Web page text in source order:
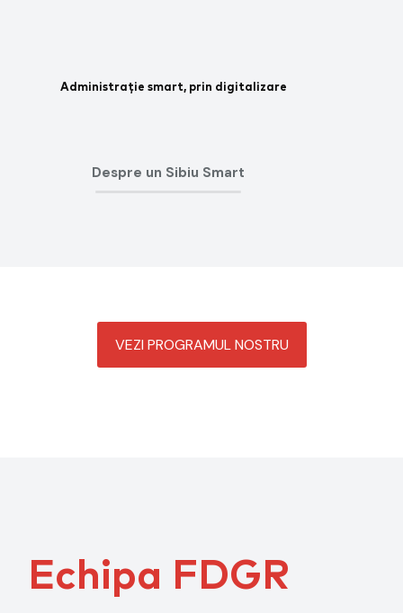
Administrație smart, prin digitalizare
Despre un Sibiu Smart
VEZI PROGRAMUL NOSTRU
Echipa FDGR